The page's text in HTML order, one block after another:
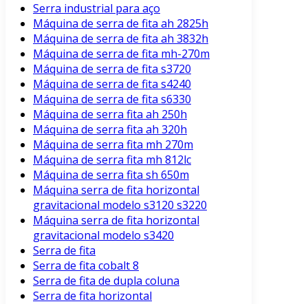
Serra industrial para aço
Máquina de serra de fita ah 2825h
Máquina de serra de fita ah 3832h
Máquina de serra de fita mh-270m
Máquina de serra de fita s3720
Máquina de serra de fita s4240
Máquina de serra de fita s6330
Máquina de serra fita ah 250h
Máquina de serra fita ah 320h
Máquina de serra fita mh 270m
Máquina de serra fita mh 812lc
Máquina de serra fita sh 650m
Máquina serra de fita horizontal
gravitacional modelo s3120 s3220
Máquina serra de fita horizontal
gravitacional modelo s3420
Serra de fita
Serra de fita cobalt 8
Serra de fita de dupla coluna
Serra de fita horizontal